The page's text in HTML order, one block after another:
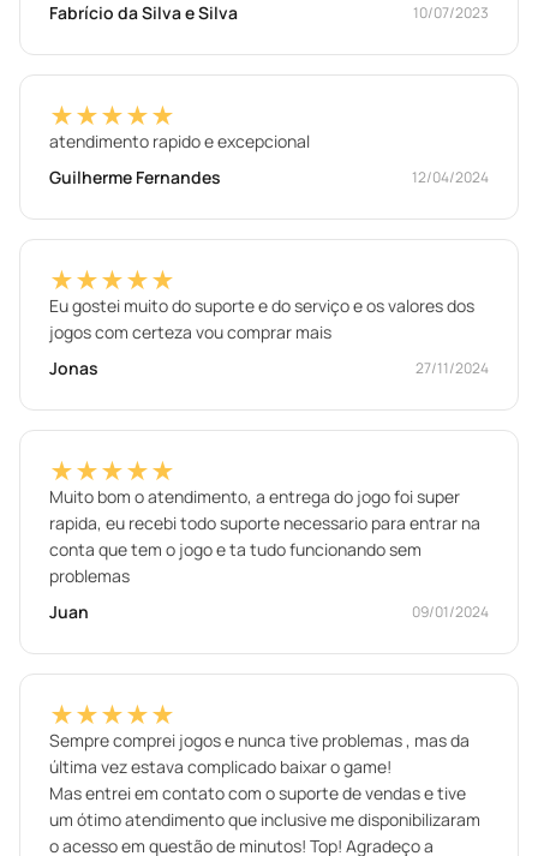
Fabrício da Silva e Silva
10/07/2023
★★★★★
atendimento rapido e excepcional
Guilherme Fernandes
12/04/2024
★★★★★
Eu gostei muito do suporte e do serviço e os valores dos
jogos com certeza vou comprar mais
Jonas
27/11/2024
★★★★★
Muito bom o atendimento, a entrega do jogo foi super
rapida, eu recebi todo suporte necessario para entrar na
conta que tem o jogo e ta tudo funcionando sem
problemas
Juan
09/01/2024
★★★★★
Sempre comprei jogos e nunca tive problemas , mas da
última vez estava complicado baixar o game!
Mas entrei em contato com o suporte de vendas e tive
um ótimo atendimento que inclusive me disponibilizaram
o acesso em questão de minutos! Top! Agradeço a